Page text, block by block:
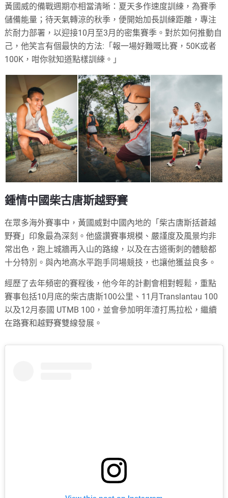
黃國威的備戰週期亦相當清晰：夏天多作速度訓練，為賽季
儲備能量；待天氣轉涼的秋季，便開始加長訓練距離，專注
於耐力部署，以迎接10月至3月的密集賽季。對於如何推動自
己，他笑言有個最快的方法:「報一場好難嘅比賽，50K或者
100K，咁你就知道點樣訓練。」
鍾情中國柴古唐斯越野賽
在眾多海外賽事中，黃國威對中國內地的「柴古唐斯括蒼越
野賽」印象最為深刻。他盛讚賽事規模、嚴謹度及風景均非
常出色，跑上城牆再入山的路線，以及在古道衝刺的體驗都
十分特別。與內地高水平跑手同場競技，也讓他獲益良多。
經歷了去年頻密的賽程後，他今年的計劃會相對輕鬆，重點
賽事包括10月底的柴古唐斯100公里、11月Translantau 100
以及12月泰國 UTMB 100，並會參加明年渣打馬拉松，繼續
在路賽和越野賽雙線發展。